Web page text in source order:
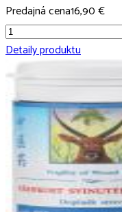
Predajná cena16,90 €
Detaily produktu